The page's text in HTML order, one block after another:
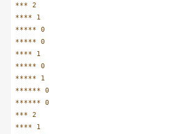
*** 2
**** 1
***** 0
***** 0
**** 1
***** 0
***** 1
****** 0
****** 0
*** 2
**** 1